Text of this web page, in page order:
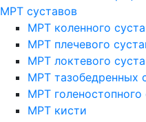
МРТ суставов
МРТ коленного
МРТ плечевого
МРТ локтевого
МРТ тазобедренных
МРТ голеностопного
МРТ кисти